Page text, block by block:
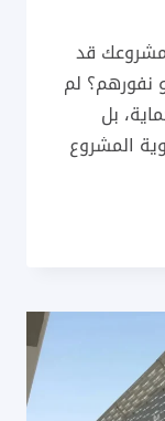
قد
نفورهم؟ لم
بل
المشروع